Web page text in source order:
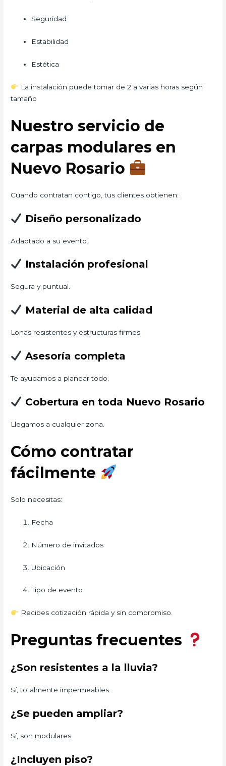
Seguridad
Estabilidad
Estética
La instalación puede tomar de 2 a varias horas según
tamaño
Nuestro servicio de
carpas modulares en
Nuevo Rosario
Cuando contratan contigo, tus clientes obtienen:
Diseño personalizado
Adaptado a su evento.
Instalación profesional
Segura y puntual.
Material de alta calidad
Lonas resistentes y estructuras firmes.
Asesoría completa
Te ayudamos a planear todo.
Cobertura en toda Nuevo Rosario
Llegamos a cualquier zona.
Cómo contratar
fácilmente
Solo necesitas:
Fecha
Número de invitados
Ubicación
Tipo de evento
Recibes cotización rápida y sin compromiso.
Preguntas frecuentes
¿Son resistentes a la lluvia?
Sí, totalmente impermeables.
¿Se pueden ampliar?
Sí, son modulares.
¿Incluyen piso?